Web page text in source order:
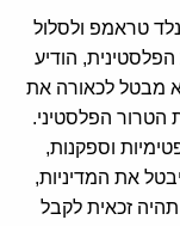
טראמפ ולסלול
הודיע
מבטל לכאורה את
הפלסטיני.
וספקנות,
את המדיניות,
זכאית לקבל